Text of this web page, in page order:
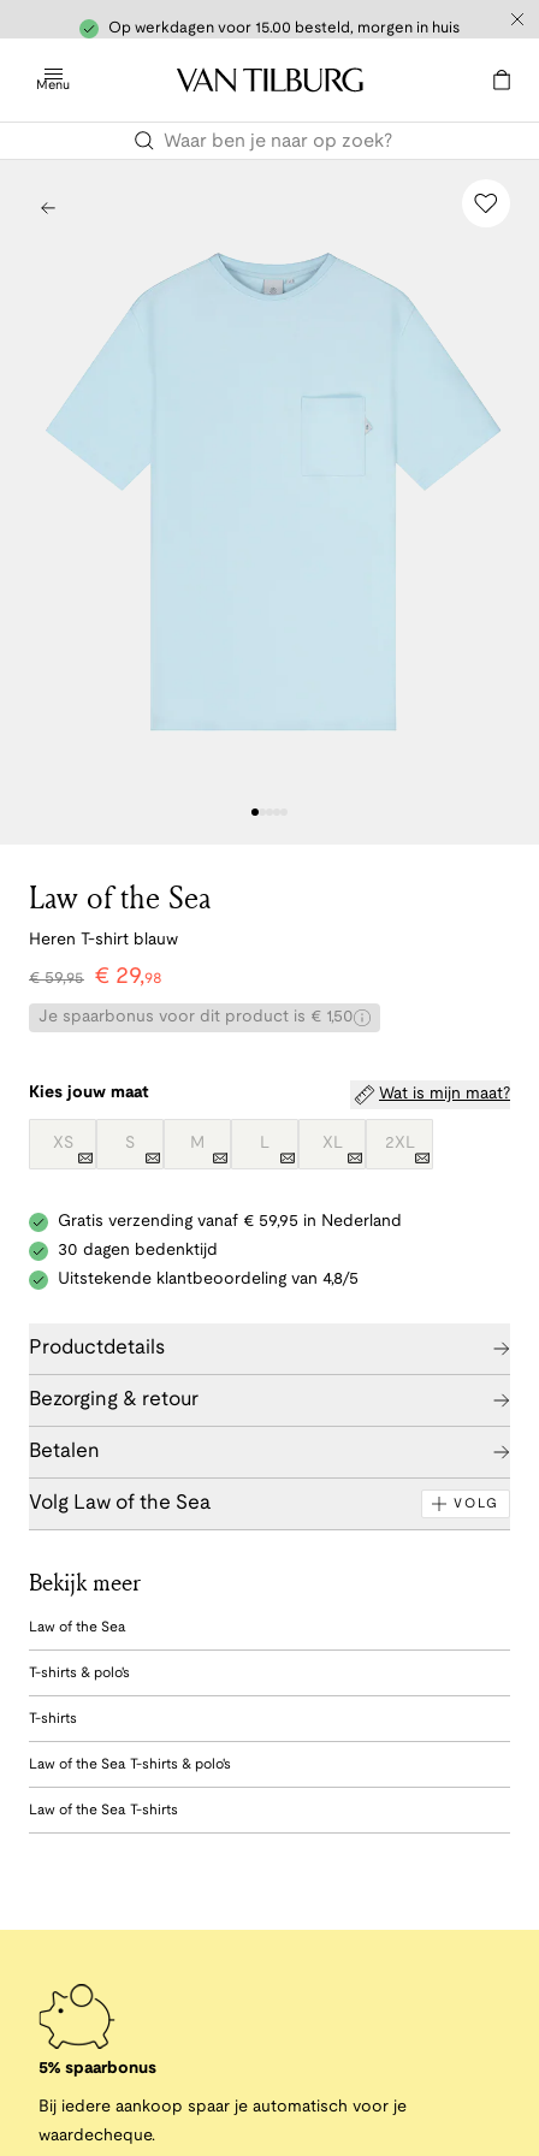
Op werkdagen voor 15.00 besteld, morgen in huis
Menu
Law of the Sea
Heren T-shirt blauw
€59,95 € 29,98
Je spaarbonus voor dit product is € 1,50
Kies jouw maat Wat is mijn maat?
XS S M L XL 2XL
Gratis verzending vanaf € 59,95 in Nederland
30 dagen bedenktijd
Uitstekende klantbeoordeling van 4,8/5
Productdetails
Bezorging & retour
Betalen
Volg Law of the Sea VOLG
Bekijk meer
Law of the Sea
T-shirts & polo's
T-shirts
Law of the Sea T-shirts & polo's
Law of the Sea T-shirts
5% spaarbonus
Bij iedere aankoop spaar je automatisch voor je
waardecheque.